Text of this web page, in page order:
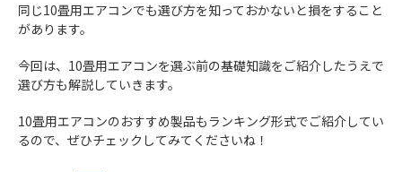
同じ10畳用エアコンでも選び方を知っておかないと損をすること
があります。
今回は、10畳用エアコンを選ぶ前の基礎知識をご紹介したうえで
選び方も解説していきます。
10畳用エアコンのおすすめ製品もランキング形式でご紹介してい
るので、ぜひチェックしてみてくださいね！